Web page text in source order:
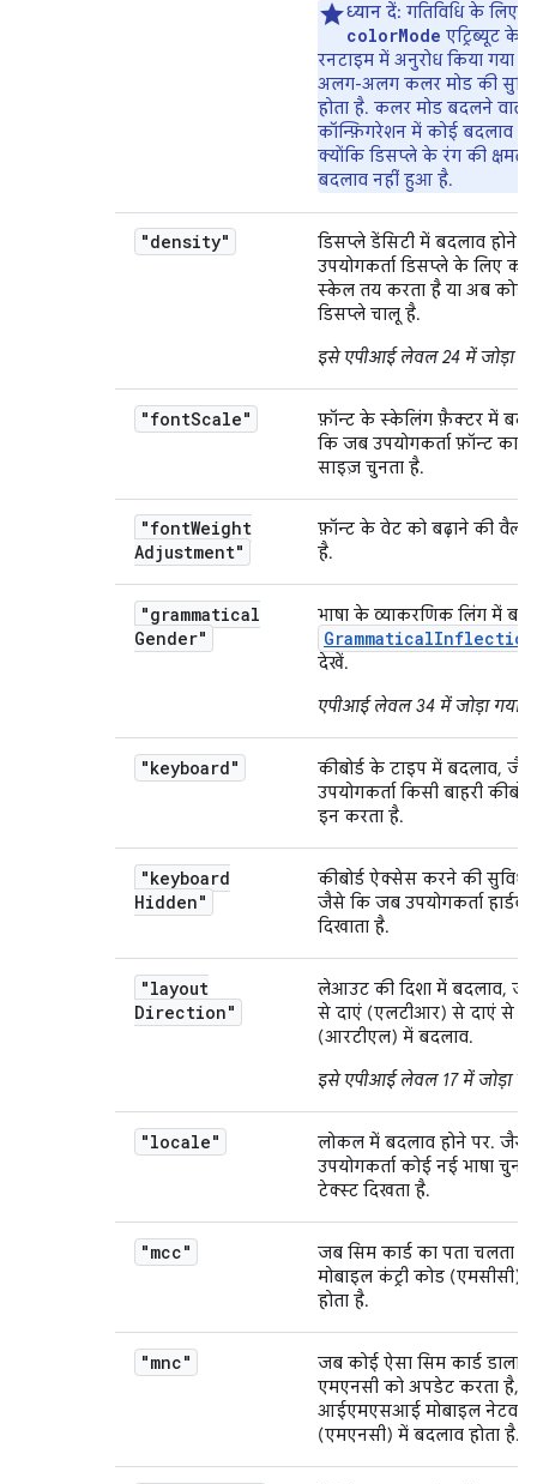
ध्यान दें: गतिविधि के लिए,
colorMode एट्रिब्यूट के
रनटाइम में अनुरोध किया गया
अलग-अलग कलर मोड की
होता है. कलर मोड बदलने वाली
कॉन्फ़िगरेशन में कोई बदलाव
क्योंकि डिसप्ले के रंग की
बदलाव नहीं हुआ है.
"density"
डिसप्ले डेंसिटी में बदलाव होने
उपयोगकर्ता डिसप्ले के लिए
स्केल तय करता है या अब कोई
डिसप्ले चालू है.
इसे एपीआई लेवल 24 में जोड़ा
"fontScale"
फ़ॉन्ट के स्केलिंग फ़ैक्टर में
कि जब उपयोगकर्ता फ़ॉन्ट का
साइज़ चुनता है.
"fontWeight
Adjustment"
फ़ॉन्ट के वेट को बढ़ाने की
है.
"grammatical
Gender"
भाषा के व्याकरणिक लिंग में
देखें.
एपीआई लेवल 34 में जोड़ा गया
"keyboard"
कीबोर्ड के टाइप में बदलाव,
उपयोगकर्ता किसी बाहरी
इन करता है.
"keyboard
Hidden"
कीबोर्ड ऐक्सेस करने की
जैसे कि जब उपयोगकर्ता
दिखाता है.
"layout
Direction"
लेआउट की दिशा में बदलाव,
से दाएं (एलटीआर) से दाएं से
(आरटीएल) में बदलाव.
इसे एपीआई लेवल 17 में जोड़ा
"locale"
लोकल में बदलाव होने पर.
उपयोगकर्ता कोई नई भाषा
टेक्स्ट दिखता है.
"mcc"
जब सिम कार्ड का पता चलता
मोबाइल कंट्री कोड (एमसीसी)
होता है.
"mnc"
जब कोई ऐसा सिम कार्ड डाला
एमएनसी को अपडेट करता है,
आईएमएसआई मोबाइल नेटवर्क
(एमएनसी) में बदलाव होता है.